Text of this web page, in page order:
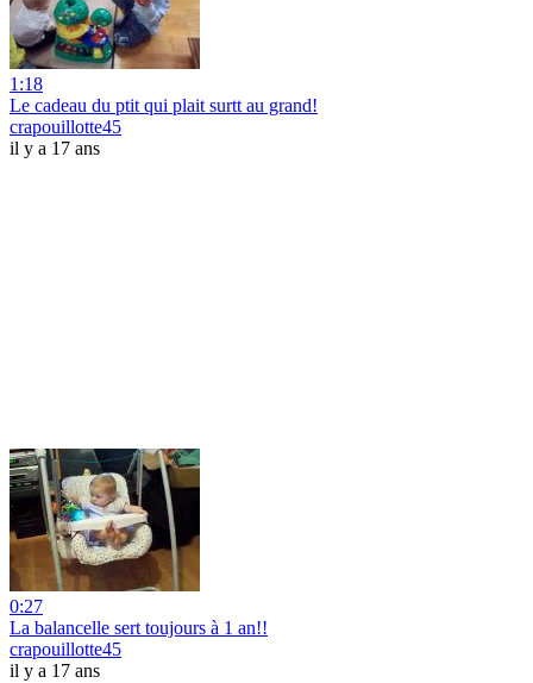
1:18
Le cadeau du ptit qui plait surtt au grand!
crapouillotte45
il y a 17 ans
0:27
La balancelle sert toujours à 1 an!!
crapouillotte45
il y a 17 ans